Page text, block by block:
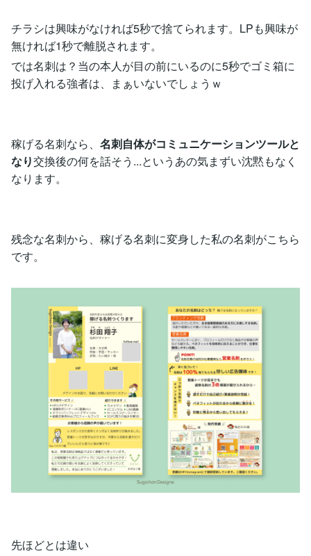
チラシは興味がなければ5秒で捨てられます。LPも興味が
無ければ1秒で離脱されます。
では名刺は？当の本人が目の前にいるのに5秒でゴミ箱に
投げ入れる強者は、まぁいないでしょうｗ
稼げる名刺なら、 名刺自体がコミュニケーションツールと
なり交換後の何を話そう...というあの気まずい沈黙もなく
なります。
残念な名刺から、稼げる名刺に変身した私の名刺がこちら
です。
先ほどとは違い